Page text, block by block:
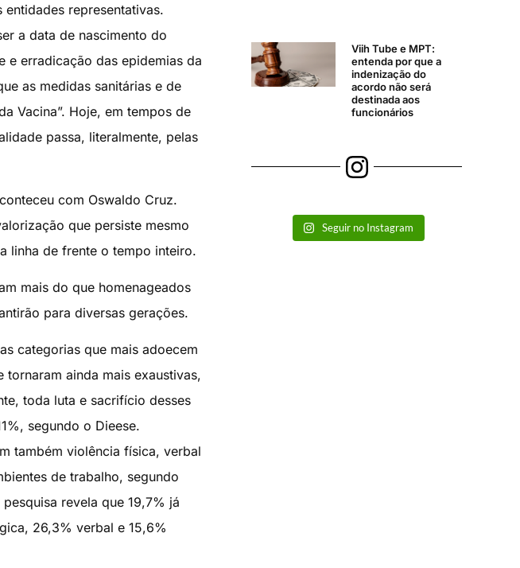
representativas.
a data de nascimento do
e erradicação das epidemias da
as medidas sanitárias e de
Vacina”. Hoje, em tempos de
passa, literalmente, pelas
com Oswaldo Cruz.
que persiste mesmo
linha de frente o tempo inteiro.
mais do que homenageados
para diversas gerações.
categorias que mais adoecem
ainda mais exaustivas,
toda luta e sacrifício desses
segundo o Dieese.
também violência física, verbal
de trabalho, segundo
revela que 19,7% já
26,3% verbal e 15,6%
Viih Tube e MPT:
entenda por que a
indenização do
acordo não será
destinada aos
funcionários
Seguir no Instagram